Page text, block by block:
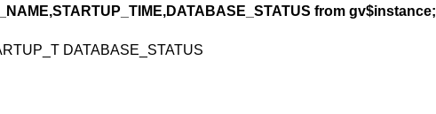
from gv$instance;
DATABASE_STATUS